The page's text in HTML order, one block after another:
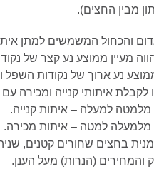
מבין החצים).
והכחול המשמשים למתן
מעיין ממוצע נע קצר של
נע ארוך של נקודות השפל
איתותי קנייה ומכירה עם
למעלה – איתות קנייה.
למטה – איתות מכירה.
בחצים שחורים קטנים,
והמחירים (הנרות) מעל הענן.